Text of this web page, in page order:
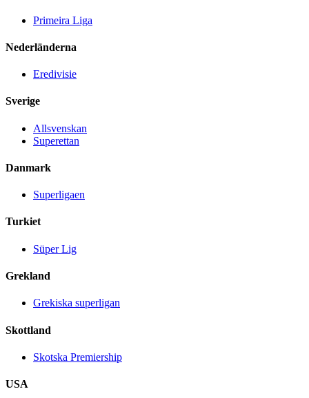
Primeira Liga
Nederländerna
Eredivisie
Sverige
Allsvenskan
Superettan
Danmark
Superligaen
Turkiet
Süper Lig
Grekland
Grekiska superligan
Skottland
Skotska Premiership
USA